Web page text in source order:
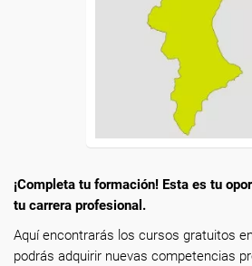
¡Completa tu formación! Esta es tu
tu carrera profesional.
Aquí encontrarás los cursos gratuitos
podrás adquirir nuevas competencias